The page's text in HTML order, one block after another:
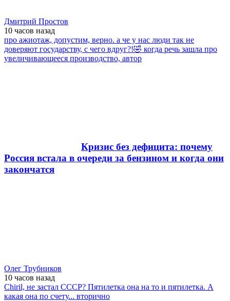
Дмитрий Простов
10 часов назад
про ажиотаж, допустим, верно. а че у нас люди так не
доверяют государству, с чего вдруг?!🤣 когда речь зашла про
увеличивающееся производство, автор
Кризис без дефицита: почему
Россия встала в очереди за бензином и когда они
закончатся
Олег Трубников
10 часов назад
Chiril, не застал СССР? Пятилетка она на то и пятилетка. А
какая она по счету... вторично